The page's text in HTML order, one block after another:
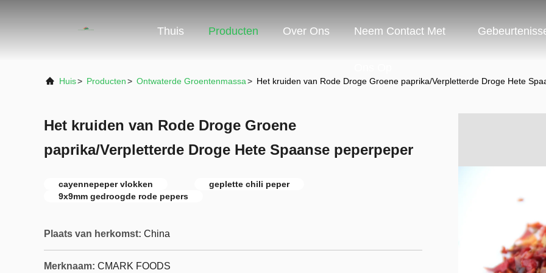
Thuis Producten Over Ons Neem Contact Met
Huis> Producten> Ontwaterde Groentenmassa> Het kruiden van Rode Droge Groene paprika/Verpletterde Droge Hete
Het kruiden van Rode Droge Groene
paprika/Verpletterde Droge Hete Spaanse peperpeper
cayennepeper vlokken
geplette chili peper
9x9mm gedroogde rode pepers
Plaats van herkomst: China
Merknaam: CMARK FOODS